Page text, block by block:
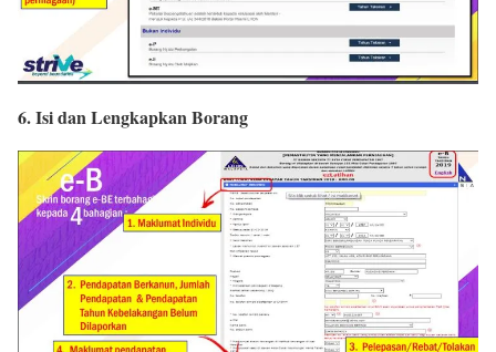
6. Isi dan Lengkapkan Borang